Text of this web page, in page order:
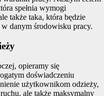
spełnia wymogi
także taka, która będzie
danym środowisku pracy.
opieramy się
doświadczeniu
użytkownikom odzieży,
ale także maksymalny